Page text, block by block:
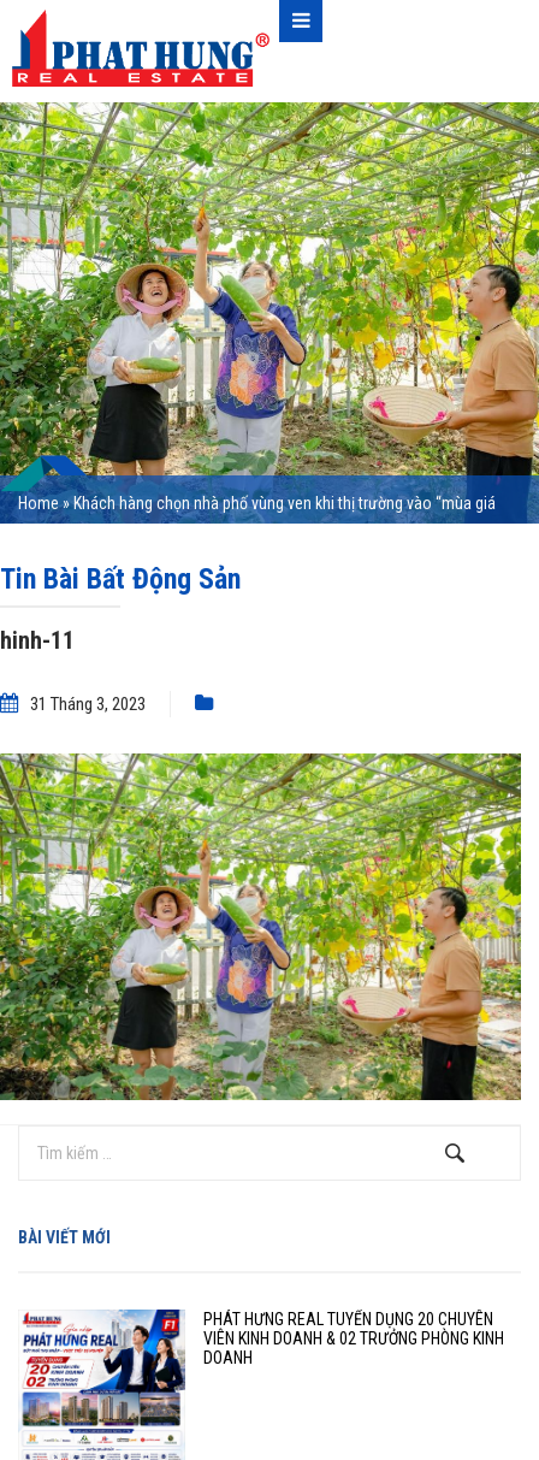
Home»Khách hàng chọn nhà phố vùng ven khi thị trường vào “mùa giá
Tin Bài Bất Động Sản
hinh-11
31 Tháng 3, 2023
BÀI VIẾT MỚI
PHÁT HƯNG REAL TUYỂN DỤNG 20 CHUYÊN
VIÊN KINH DOANH & 02 TRƯỞNG PHÒNG KINH
DOANH